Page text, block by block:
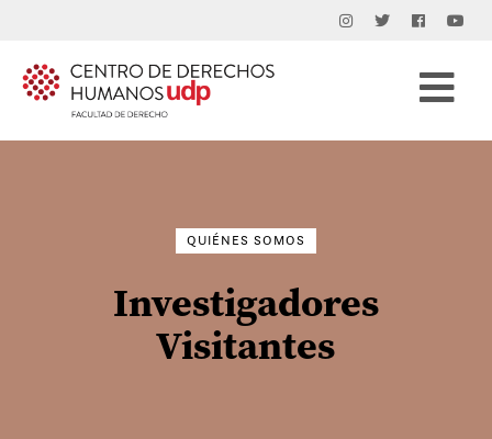
QUIÉNES SOMOS
Investigadores
Visitantes